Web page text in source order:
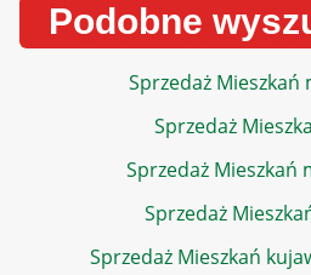
Podobne
Sprzedaż Mieszkań
Sprzedaż
Sprzedaż Mieszkań
Sprzedaż
Sprzedaż Mieszkań